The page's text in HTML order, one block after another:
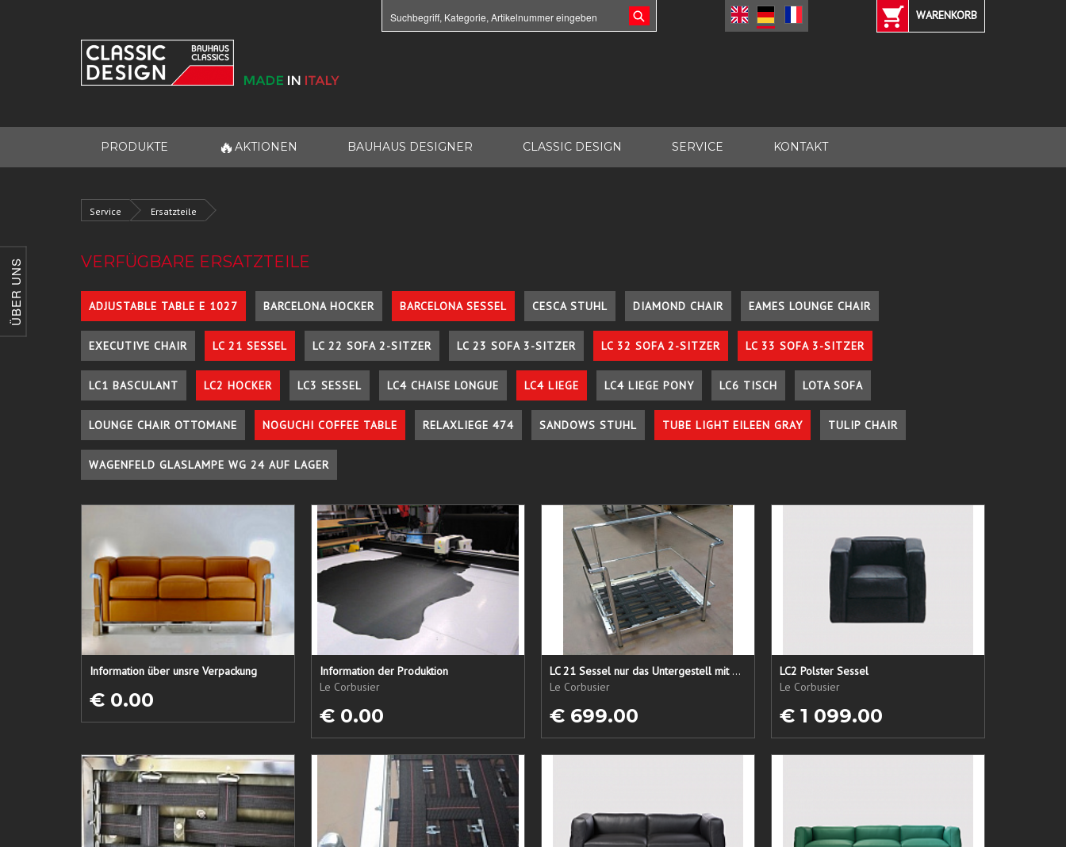
ÜBER UNS
WARENKORB
PRODUKTE 🔥 AKTIONEN BAUHAUS DESIGNER CLASSIC DESIGN SERVICE KONTAKT
Service Ersatzteile
VERFÜGBARE ERSATZTEILE
ADJUSTABLE TABLE E 1027 BARCELONA HOCKER BARCELONA SESSEL CESCA STUHL DIAMOND CHAIR EAMES LOUNGE CHAIR
EXECUTIVE CHAIR LC 21 SESSEL LC 22 SOFA 2-SITZER LC 23 SOFA 3-SITZER LC 32 SOFA 2-SITZER LC 33 SOFA 3-SITZER
LC1 BASCULANT LC2 HOCKER LC3 SESSEL LC4 CHAISE LONGUE LC4 LIEGE LC4 LIEGE PONY LC6 TISCH LOTA SOFA
LOUNGE CHAIR OTTOMANE NOGUCHI COFFEE TABLE RELAXLIEGE 474 SANDOWS STUHL TUBE LIGHT EILEEN GRAY TULIP CHAIR
WAGENFELD GLASLAMPE WG 24 AUF LAGER
Information über unsre Verpackung
€ 0.00
Information der Produktion
Le Corbusier
€ 0.00
LC 21 Sessel nur das Untergestell mit elastischen Straps
Le Corbusier
€ 699.00
LC2 Polster Sessel
Le Corbusier
€ 1 099.00